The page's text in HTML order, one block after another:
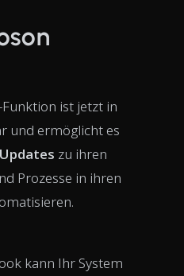
Funktion ist jetzt in
und ermöglicht es
zu ihren
Prozesse in ihren
kann Ihr System